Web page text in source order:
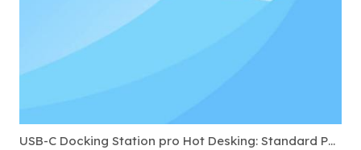
USB-C Docking Station pro Hot Desking: Standard Portus ad Requirere